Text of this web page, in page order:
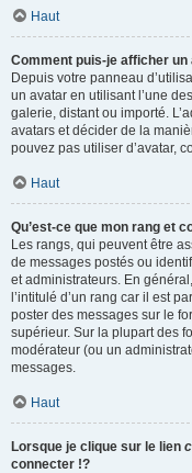
Haut
Comment puis-je afficher un
Depuis votre panneau
un avatar en utilisant l’une
galerie, distant ou importé.
avatars et décider de la
pouvez pas utiliser d’avatar,
Haut
Qu’est-ce que mon rang et
Les rangs, qui peuvent être
de messages postés ou
et administrateurs. En
l’intitulé d’un rang car il est
poster des messages sur le
supérieur. Sur la plupart des
modérateur (ou un
messages.
Haut
Lorsque je clique sur le lien
connecter !?